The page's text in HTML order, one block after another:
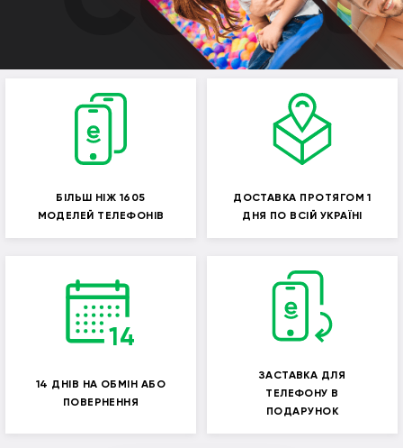
БІЛЬШ НІЖ 1605
МОДЕЛЕЙ ТЕЛЕФОНІВ
ДОСТАВКА ПРОТЯГОМ 1
ДНЯ ПО ВСІЙ УКРАЇНІ
14 ДНІВ НА ОБМІН АБО
ПОВЕРНЕННЯ
ЗАСТАВКА ДЛЯ
ТЕЛЕФОНУ В
ПОДАРУНОК